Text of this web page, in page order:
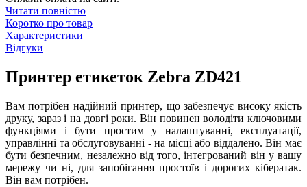
Читати повністю
Коротко про товар
Характеристики
Відгуки
Принтер етикеток Zebra ZD421
Вам потрібен надійний принтер, що забезпечує високу якість
друку, зараз і на довгі роки. Він повинен володіти ключовими
функціями і бути простим у налаштуванні, експлуатації,
управлінні та обслуговуванні - на місці або віддалено. Він має
бути безпечним, незалежно від того, інтегрований він у вашу
мережу чи ні, для запобігання простоїв і дорогих кібератак.
Він вам потрібен.